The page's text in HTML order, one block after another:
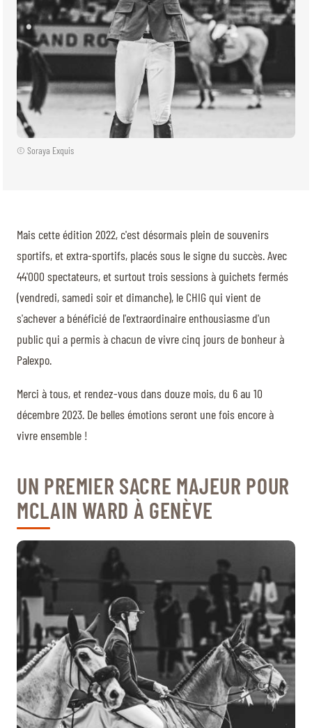
© Soraya Exquis
Mais cette édition 2022, c'est désormais plein de souvenirs
sportifs, et extra-sportifs, placés sous le signe du succès. Avec
44'000 spectateurs, et surtout trois sessions à guichets fermés
(vendredi, samedi soir et dimanche), le CHIG qui vient de
s'achever a bénéficié de l'extraordinaire enthousiasme d'un
public qui a permis à chacun de vivre cinq jours de bonheur à
Palexpo.
Merci à tous, et rendez-vous dans douze mois, du 6 au 10
décembre 2023. De belles émotions seront une fois encore à
vivre ensemble !
UN PREMIER SACRE MAJEUR POUR
MCLAIN WARD À GENÈVE